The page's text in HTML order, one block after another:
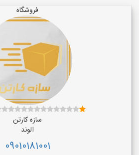
فروشگاه
سازه کارتن
الوند
09010181001